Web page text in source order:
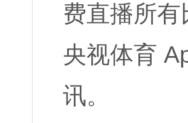
费直播所
央视体育
讯。